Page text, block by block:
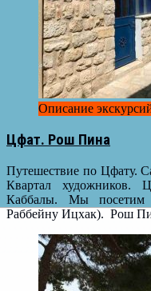
Описание
Цфат. Рош Пина
Путешествие по Цфату.
Квартал художников.
Каббалы. Мы
Раббейну Ицхак). Рош